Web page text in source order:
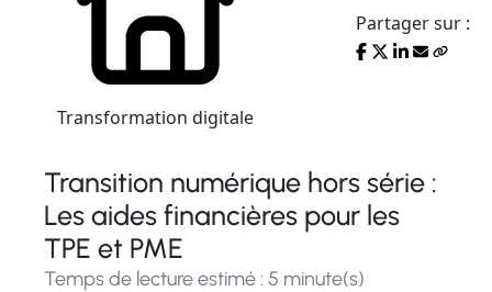
Transformation digitale
Partager sur :
Transition numérique hors série :
Les aides financières pour les
TPE et PME
Temps de lecture estimé : 5 minute(s)